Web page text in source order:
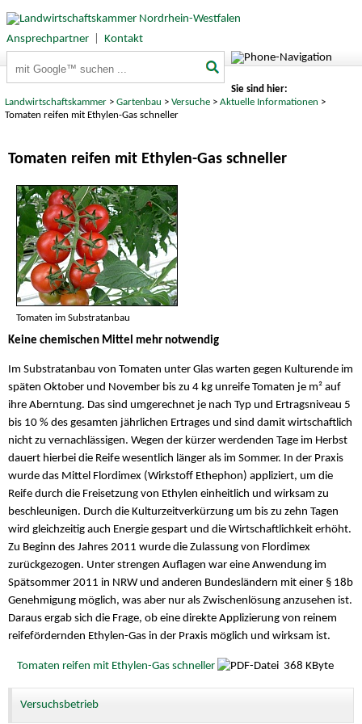
Ansprechpartner|
Kontakt
Sie sind hier:
Landwirtschaftskammer >Gartenbau >Versuche >Aktuelle Informationen >
Tomaten reifen mit Ethylen-Gas schneller
Tomaten reifen mit Ethylen-Gas schneller
Tomaten im Substratanbau
Keine chemischen Mittel mehr notwendig
Im Substratanbau von Tomaten unter Glas warten gegen Kulturende im
späten Oktober und November bis zu 4 kg unreife Tomaten je m² auf
ihre Aberntung. Das sind umgerechnet je nach Typ und Ertragsniveau 5
bis 10 % des gesamten jährlichen Ertrages und sind damit wirtschaftlich
nicht zu vernachlässigen. Wegen der kürzer werdenden Tage im Herbst
dauert hierbei die Reife wesentlich länger als im Sommer. In der Praxis
wurde das Mittel Flordimex (Wirkstoff Ethephon) appliziert, um die
Reife durch die Freisetzung von Ethylen einheitlich und wirksam zu
beschleunigen. Durch die Kulturzeitverkürzung um bis zu zehn Tagen
wird gleichzeitig auch Energie gespart und die Wirtschaftlichkeit erhöht.
Zu Beginn des Jahres 2011 wurde die Zulassung von Flordimex
zurückgezogen. Unter strengen Auflagen war eine Anwendung im
Spätsommer 2011 in NRW und anderen Bundesländern mit einer § 18b
Genehmigung möglich, was aber nur als Zwischenlösung anzusehen ist.
Daraus ergab sich die Frage, ob eine direkte Applizierung von reinem
reifefördernden Ethylen-Gas in der Praxis möglich und wirksam ist.
Tomaten reifen mit Ethylen-Gas schneller 368 KByte
Versuchsbetrieb